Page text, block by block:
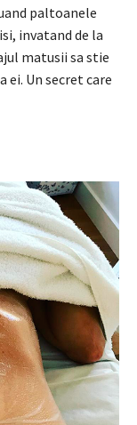
paltoanele
invatand de la
matusii sa stie
ei. Un secret care